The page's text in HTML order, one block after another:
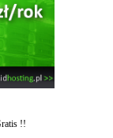
!!